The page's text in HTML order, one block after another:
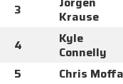
3
Krause
4
Kyle
Connelly
5 Chris